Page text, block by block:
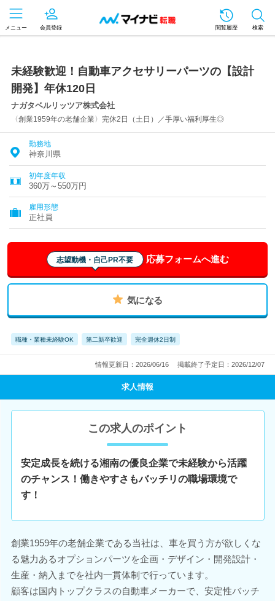
メニュー 会員登録 閲覧履歴 検索
未経験歓迎！自動車アクセサリーパーツの【設計
開発】年休120日
ナガタベルリッツア株式会社
〈創業1959年の老舗企業〉完休2日（土日）／手厚い福利厚生◎
勤務地
神奈川県
初年度年収
360万～550万円
雇用形態
正社員
志望動機・自己PR不要 応募フォームへ進む
気になる
職種・業種未経験OK 第二新卒歓迎 完全週休2日制
情報更新日：2026/06/16 掲載終了予定日：2026/12/07
求人情報
この求人のポイント
安定成長を続ける湘南の優良企業で未経験から活躍
のチャンス！働きやすさもバッチリの職場環境で
す！
創業1959年の老舗企業である当社は、車を買う方が欲しくな
る魅力あるオプションパーツを企画・デザイン・開発設計・
生産・納入までを社内一貫体制で行っています。
顧客は国内トップクラスの自動車メーカーで、安定性バッチ